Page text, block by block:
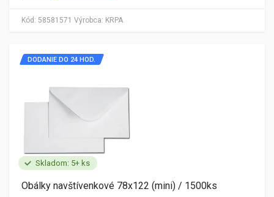
Kód: 58581571 Výrobca: KRPA
Skladom: 5+ ks
DODANIE DO 24 HOD.
Obálky navštívenkové 78x122 (mini) / 1500ks